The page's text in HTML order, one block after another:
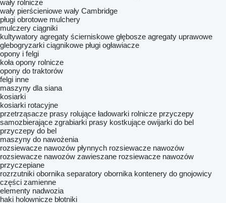
wały rolnicze
wały pierścieniowe wały Cambridge
pługi obrotowe mulchery
mulczery ciągniki
kultywatory agregaty ścierniskowe głębosze agregaty uprawowe
glebogryzarki ciągnikowe pługi ogławiacze
opony i felgi
koła opony rolnicze
opony do traktorów
felgi inne
maszyny dla siana
kosiarki
kosiarki rotacyjne
przetrząsacze prasy rolujące ładowarki rolnicze przyczepy
samozbierające zgrabiarki prasy kostkujące owijarki do bel
przyczepy do bel
maszyny do nawożenia
rozsiewacze nawozów płynnych rozsiewacze nawozów
rozsiewacze nawozów zawieszane rozsiewacze nawozów
przyczepiane
rozrzutniki obornika separatory obornika kontenery do gnojowicy
części zamienne
elementy nadwozia
haki holownicze błotniki